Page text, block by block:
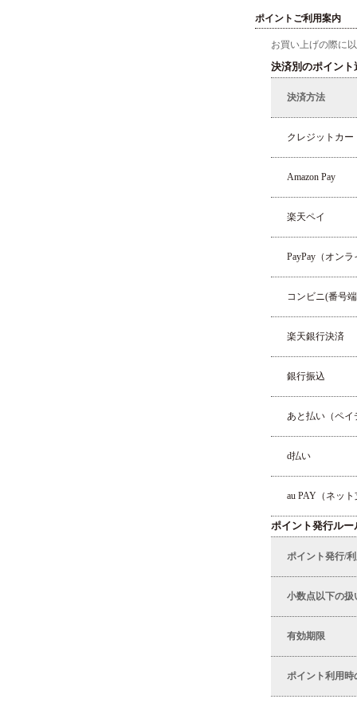
ポイントご利用案内
お買い上げの際に
決済別のポイント
決済方法
クレジットカー
Amazon Pay
楽天ペイ
PayPay（オン
コンビニ(番号
楽天銀行決済
銀行振込
あと払い（ペイ
d払い
au PAY（ネッ
ポイント発行ルー
ポイント発行/
小数点以下の扱
有効期限
ポイント利用時